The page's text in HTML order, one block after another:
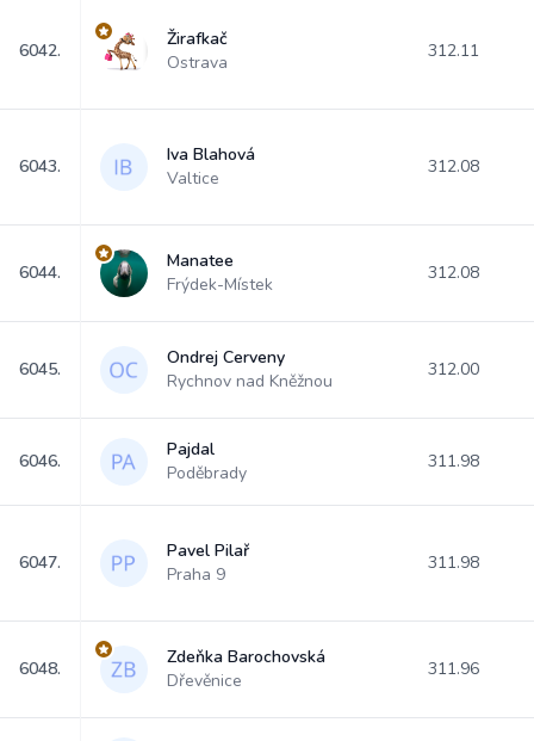
6042.
Žirafkač
Ostrava
312.11
6043.
Iva Blahová
Valtice
312.08
6044.
Manatee
Frýdek-Místek
312.08
6045.
Ondrej Cerveny
Rychnov nad Kněžnou
312.00
6046.
Pajdal
Poděbrady
311.98
6047.
Pavel Pilař
Praha 9
311.98
6048.
Zdeňka Barochovská
Dřevěnice
311.96